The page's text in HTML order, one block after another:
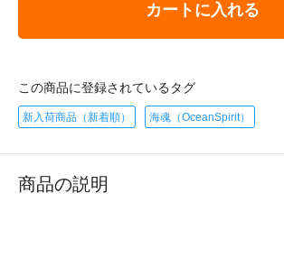
カートに入れる
この商品に登録されているタグ
新入荷商品（新着順） 海魂（OceanSpirit）
商品の説明